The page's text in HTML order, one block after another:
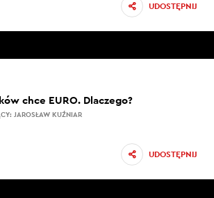
UDOSTĘPNIJ
chce EURO. Dlaczego?
JAROSŁAW KUŹNIAR
UDOSTĘPNIJ